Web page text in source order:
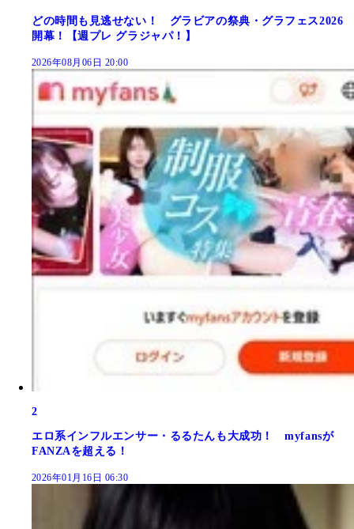
どの時間も見逃せない！ グラビアの祭典・グラフェス2026
開幕！【週プレ グラジャパ！】
2026年08月06日 20:00
2
エロ系インフルエンサー・るるたんも大成功！ myfansが
FANZAを超える！
2026年01月16日 06:30